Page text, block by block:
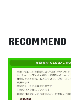
RECOMMEND